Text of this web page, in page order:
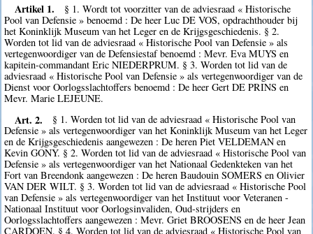
Artikel 1.
§ 1. Wordt tot voorzitter van de adviesraad « Historische
Pool van Defensie » benoemd : De heer Luc DE VOS, opdrachthouder bij
het Koninklijk Museum van het Leger en de Krijgsgeschiedenis. § 2.
Worden tot lid van de adviesraad « Historische Pool van Defensie » als
vertegenwoordiger van de Defensiestaf benoemd : Mevr. Eva MUYS en
kapitein-commandant Eric NIEDERPRUM. § 3. Worden tot lid van de
adviesraad « Historische Pool van Defensie » als vertegenwoordiger van de
Dienst voor Oorlogsslachtoffers benoemd : De heer Gert DE PRINS en
Mevr. Marie LEJEUNE.
Art. 2.
§ 1. Worden tot lid van de adviesraad « Historische Pool van
Defensie » als vertegenwoordiger van het Koninklijk Museum van het Leger
en de Krijgsgeschiedenis aangewezen : De heren Piet VELDEMAN en
Kevin GONY. § 2. Worden tot lid van de adviesraad « Historische Pool van
Defensie » als vertegenwoordiger van het Nationaal Gedenkteken van het
Fort van Breendonk aangewezen : De heren Baudouin SOMERS en Olivier
VAN DER WILT. § 3. Worden tot lid van de adviesraad « Historische Pool
van Defensie » als vertegenwoordiger van het Instituut voor Veteranen -
Nationaal Instituut voor Oorlogsinvaliden, Oud-strijders en
Oorlogsslachtoffers aangewezen : Mevr. Griet BROOSENS en de heer Jean
CARDOEN. § 4. Worden tot lid van de adviesraad « Historische Pool van